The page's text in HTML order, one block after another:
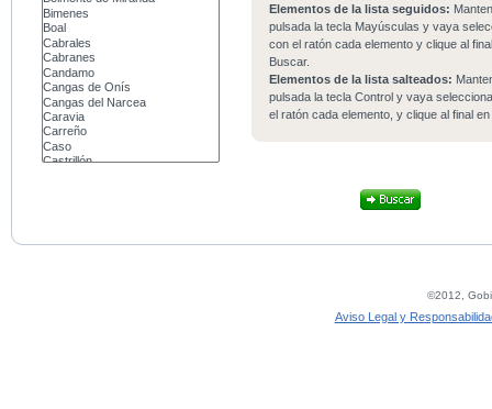
Elementos de la lista seguidos:
pulsada la tecla Mayúsculas y vaya
con el ratón cada elemento y clique al
Buscar.
Elementos de la lista salteados:
pulsada la tecla Control y vaya
el ratón cada elemento, y clique al final
©2012,
Aviso Legal y